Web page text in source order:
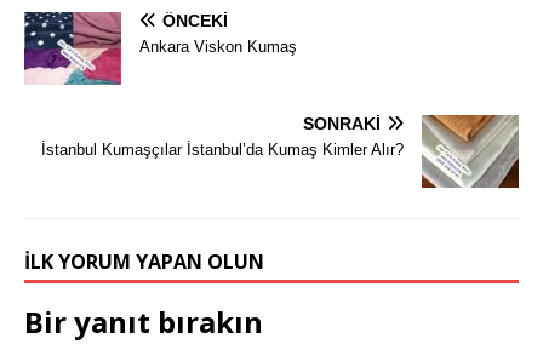
ÖNCEKI
Ankara Viskon Kumaş
SONRAKI
İstanbul Kumaşçılar İstanbul’da Kumaş Kimler Alır?
İLK YORUM YAPAN OLUN
Bir yanıt bırakın